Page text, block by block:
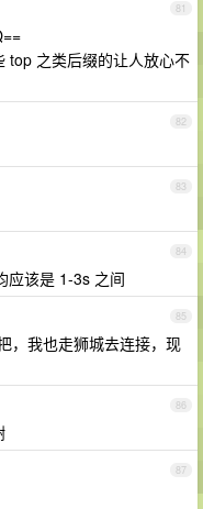
81
top 之类后缀的让人放心不
82
83
84
应该是 1-3s 之间
85
，我也走狮城去连接，现
86
87